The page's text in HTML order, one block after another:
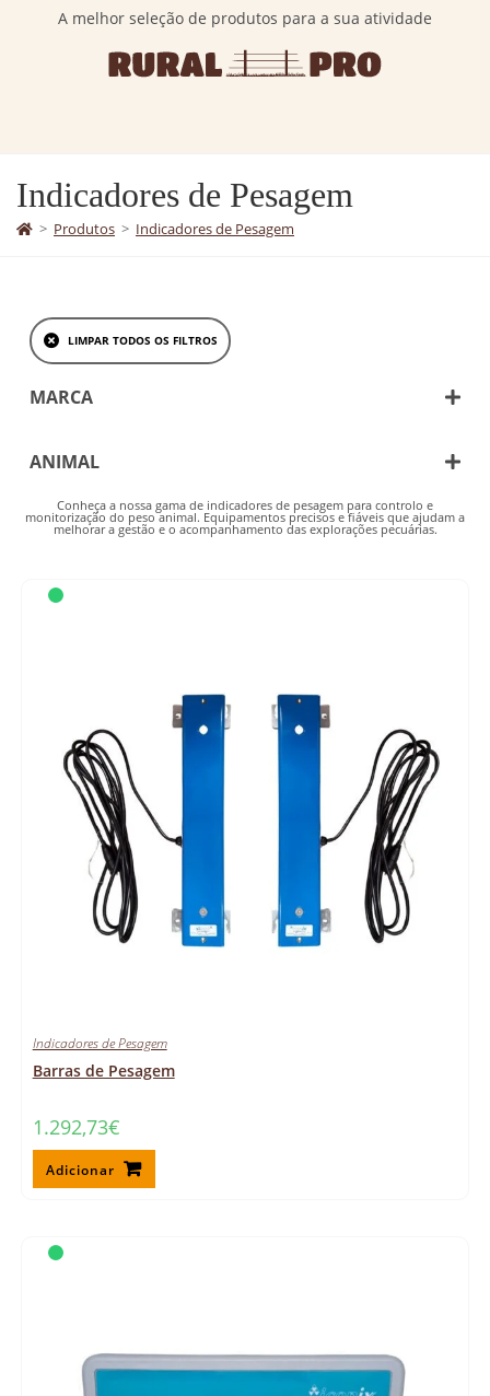
A melhor seleção de produtos para a sua atividade
Indicadores de Pesagem
> Produtos > Indicadores de Pesagem
LIMPAR TODOS OS FILTROS
MARCA
ANIMAL
Caprinos
Suínos
Conheça a nossa gama de indicadores de pesagem para controlo e
monitorização do peso animal. Equipamentos precisos e fiáveis que ajudam a
melhorar a gestão e o acompanhamento das explorações pecuárias.
Indicadores de Pesagem
Barras de Pesagem
1.292,73€
Adicionar